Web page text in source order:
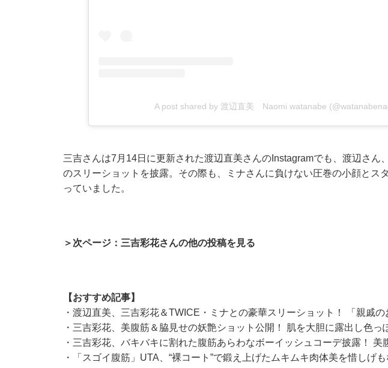
A post shared by 渡辺直美 Naomi watanabe
三吉さんは7月14日に更新された渡辺直美さんのInstagramでも、渡辺さん
のスリーショットを披露。その際も、ミナさんに負けない圧巻の小顔とス
っていました。
＞次ページ：三吉彩花さんの他の投稿を見る
【おすすめ記事】
・ 渡辺直美、三吉彩花＆TWICE・ミナとの豪華スリーショット！ 「親戚の
・ 三吉彩花、美腹筋＆脇見せの妖艶ショット公開！ 肌を大胆に露出し色っ
・ 三吉彩花、バキバキに割れた腹筋あらわなボーイッシュコーデ披露！ 美
・
「スゴイ腹筋」UTA、“裸コート”で鍛え上げたムキムキ肉体美を惜しげも